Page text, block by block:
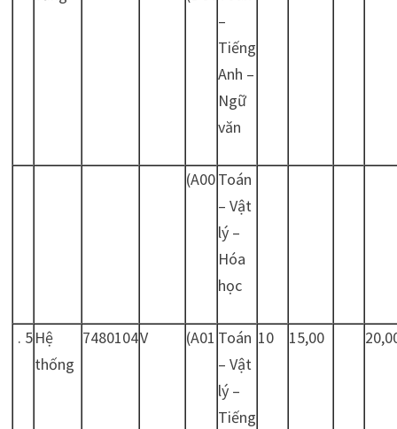
–
Tiếng
Anh –
Ngữ
văn
(A00Toán
– Vật
lý –
Hóa
học
. 5Hệ
thống
7480104V (A01 Toán
– Vật
lý –
Tiếng
10 15,00